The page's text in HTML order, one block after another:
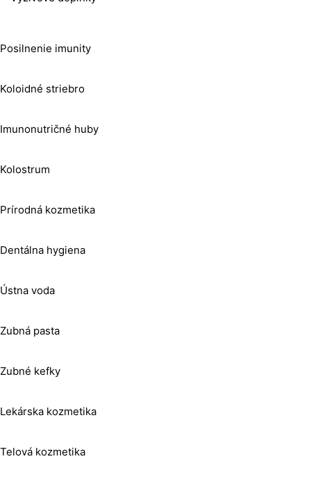
Posilnenie imunity
Koloidné striebro
Imunonutričné huby
Kolostrum
Prírodná kozmetika
Dentálna hygiena
Ústna voda
Zubná pasta
Zubné kefky
Lekárska kozmetika
Telová kozmetika